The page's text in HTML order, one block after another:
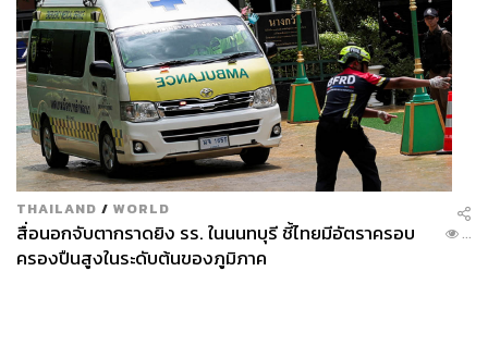
THAILAND / WORLD
สื่อนอกจับตากราดยิง รร. ในนนทบุรี ชี้ไทยมีอัตราครอบ
ครองปืนสูงในระดับต้นของภูมิภาค
...